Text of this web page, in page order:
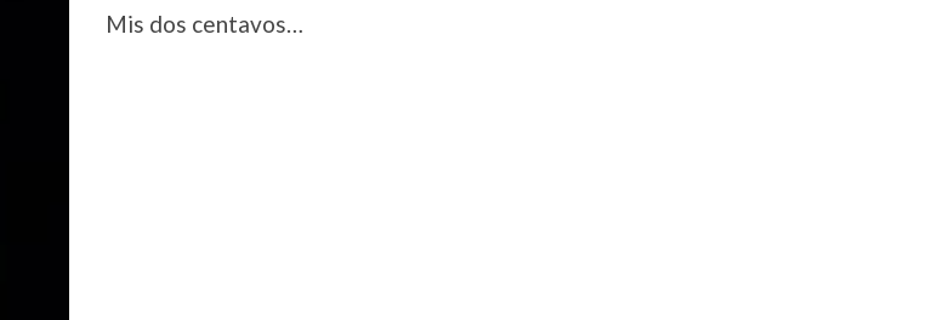
Mis dos centavos…